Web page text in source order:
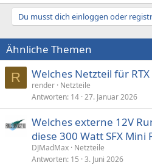
Du musst dich einloggen oder
Ähnliche Themen
R Welches Netzteil für
render Netzteile
Antworten 14 27. Januar 2026
Welches externe 12V
diese 300 Watt SFX Mini
DJMadMax Netzteile
Antworten 15 3. Juni 2026